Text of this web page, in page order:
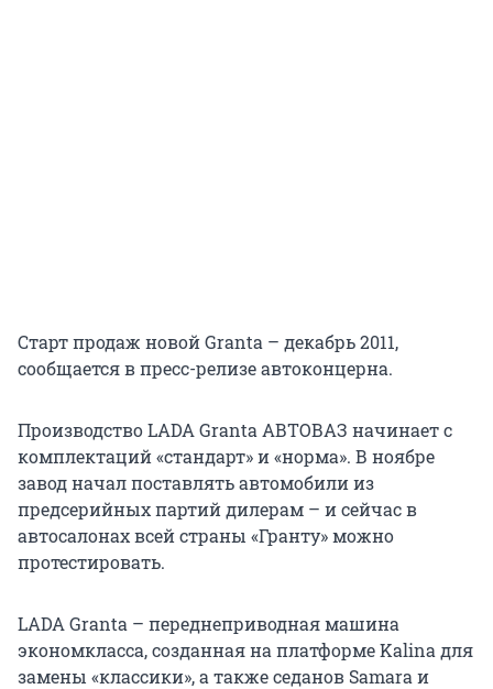
Старт продаж новой Granta – декабрь 2011,
сообщается в пресс-релизе автоконцерна.
Производство LADA Granta АВТОВАЗ начинает с
комплектаций «стандарт» и «норма». В ноябре
завод начал поставлять автомобили из
предсерийных партий дилерам – и сейчас в
автосалонах всей страны «Гранту» можно
протестировать.
LADA Granta – переднеприводная машина
экономкласса, созданная на платформе Kalina для
замены «классики», а также седанов Samara и